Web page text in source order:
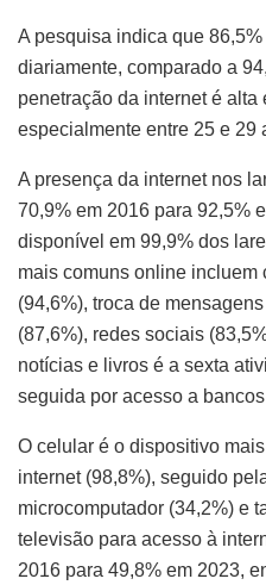
A pesquisa indica que
diariamente, comparado a
penetração da internet é
especialmente entre 25 e 29
A presença da internet nos
70,9% em 2016 para 92,5%
disponível em 99,9% dos
mais comuns online incluem
(94,6%), troca de
(87,6%), redes sociais
notícias e livros é a sexta
seguida por acesso a
O celular é o dispositivo
internet (98,8%), seguido
microcomputador (34,2%) e
televisão para acesso à
2016 para 49,8% em 2023,